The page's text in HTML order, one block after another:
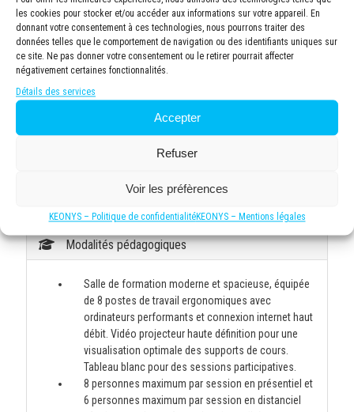
les cookies pour stocker et/ou accéder aux informations sur votre appareil. En
donnant votre consentement à ces technologies, nous pourrons traiter des
données telles que le comportement de navigation ou des identifiants uniques sur
ce site. Ne pas donner votre consentement ou le retirer pourrait affecter
négativement certaines fonctionnalités.
Détails des services
Accepter
Refuser
Voir les préfèrences
KEONYS – Politique de confidentialitéKEONYS – Mentions légales
(maîtrise) / Generate NC programs (G-code) via
post-processor from DELMIA machining processes
(proficiency)
Optimiser les séquences d'usinage pour des pièces
combinant opérations de fraisage et de tournage
(maîtrise) / Optimize machining sequences for
Gérer les outils, porte-outils et assemblages
d'outillage dans la bibliothèque DELMIA (initiation) /
in the DELMIA library (introduction)
Modalités pédagogiques
Salle de formation moderne et spacieuse, équipée
de 8 postes de travail ergonomiques avec
ordinateurs performants et connexion internet haut
débit. Vidéo projecteur haute définition pour une
visualisation optimale des supports de cours.
Tableau blanc pour des sessions participatives.
8 personnes maximum par session en présentiel et
6 personnes maximum par session en distanciel